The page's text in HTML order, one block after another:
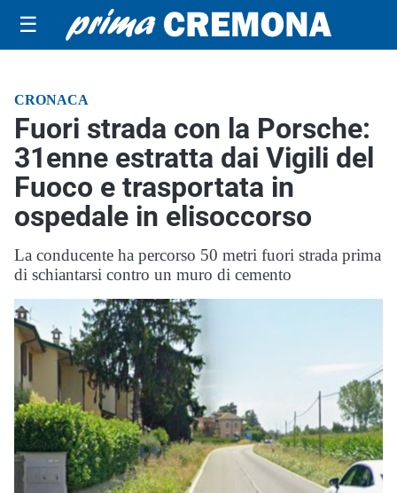
☰
CRONACA
Fuori strada con la Porsche:
31enne estratta dai Vigili del
Fuoco e trasportata in
ospedale in elisoccorso
La conducente ha percorso 50 metri fuori strada prima
di schiantarsi contro un muro di cemento